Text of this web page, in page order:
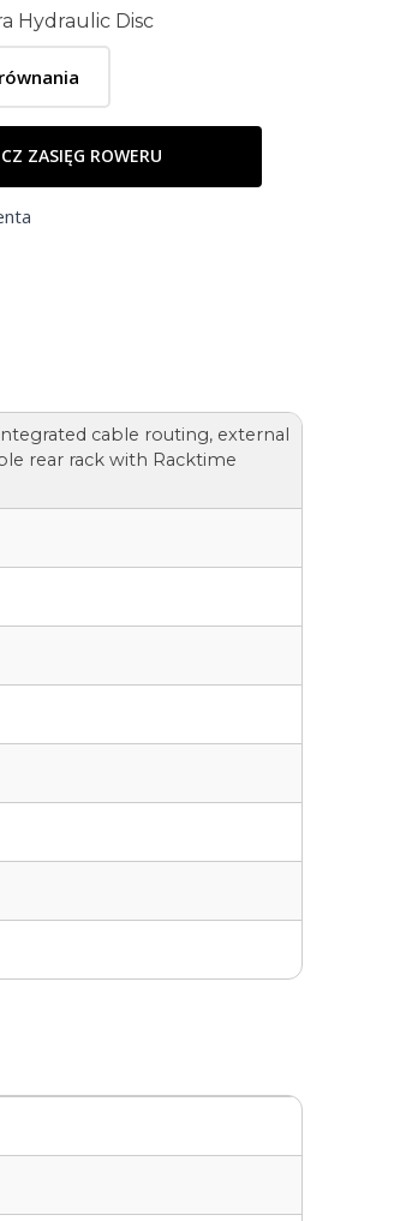
Hydraulic Disc
ZASIĘG ROWERU
cable routing, external
rear rack with Racktime